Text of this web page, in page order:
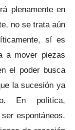
plenamente en
no se trata aún
sí es
a mover piezas
el poder busca
la sucesión ya
En política,
espontáneos.